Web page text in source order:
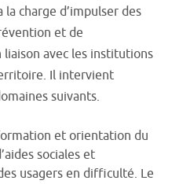
charge d’impulser des
et de
avec les institutions
Il intervient
suivants.
et orientation du
sociales et
usagers en difficulté. Le